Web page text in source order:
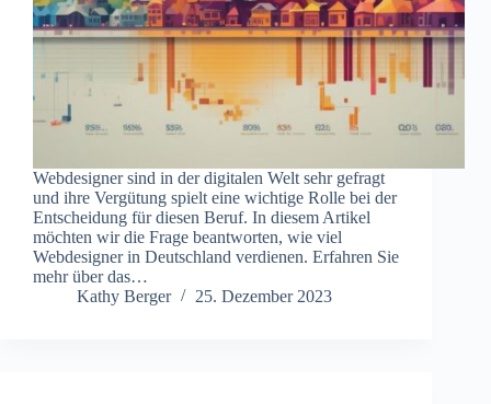
Webdesigner sind in der digitalen Welt sehr gefragt
und ihre Vergütung spielt eine wichtige Rolle bei der
Entscheidung für diesen Beruf. In diesem Artikel
möchten wir die Frage beantworten, wie viel
Webdesigner in Deutschland verdienen. Erfahren Sie
mehr über das…
Kathy Berger
25. Dezember 2023